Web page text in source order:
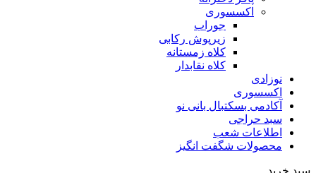
اکسسوری
جوراب
زیرپوش رکابی
کلاه زمستانه
کلاه نقابدار
نوزادی
اکسسوری
آکادمی بسکتبال بانی نو
سبد حراجی
اطلاعات شعب
محصولات شگفت انگیز
سبد خرید